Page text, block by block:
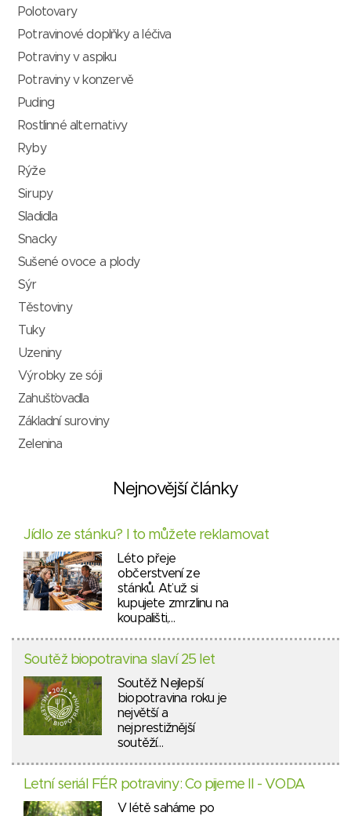
Polotovary
Potravinové doplňky a léčiva
Potraviny v aspiku
Potraviny v konzervě
Puding
Rostlinné alternativy
Ryby
Rýže
Sirupy
Sladidla
Snacky
Sušené ovoce a plody
Sýr
Těstoviny
Tuky
Uzeniny
Výrobky ze sóji
Zahušťovadla
Základní suroviny
Zelenina
Nejnovější články
Jídlo ze stánku? I to můžete reklamovat
Léto přeje
občerstvení ze
stánků. Ať už si
kupujete zmrzlinu na
koupališti,…
Soutěž biopotravina slaví 25 let
Soutěž Nejlepší
biopotravina roku je
největší a
nejprestižnější
soutěží…
Letní seriál FÉR potraviny: Co pijeme II - VODA
V létě saháme po